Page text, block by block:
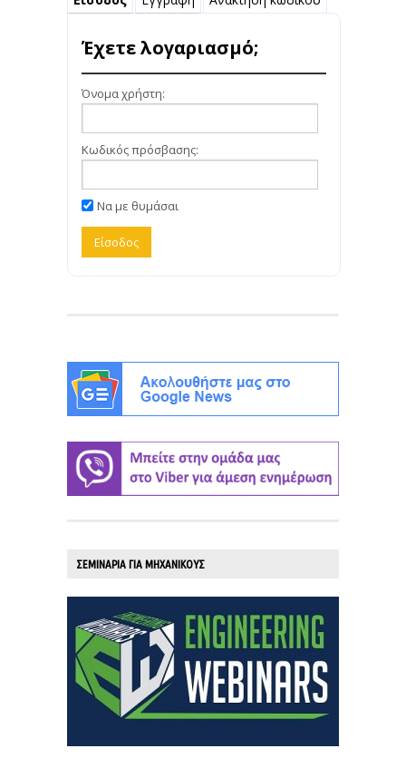
Έχετε λογαριασμό;
Όνομα χρήστη:
Κωδικός πρόσβασης:
Να με θυμάσαι
ΣΕΜΙΝΑΡΙΑ ΓΙΑ ΜΗΧΑΝΙΚΟΥΣ